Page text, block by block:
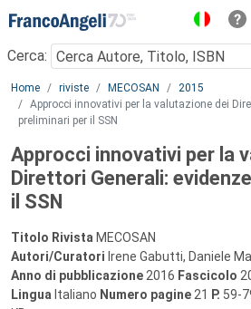
Menu
Cerca:
Main content
Home riviste MECOSAN
2015
Approcci innovativi per la valutazione dei
preliminari per il SSN
Approcci innovativi per la
Direttori Generali:
il SSN
Titolo Rivista MECOSAN
Autori/Curatori Irene Gabutti, Daniele
Anno di pubblicazione 2016 Fascicolo
Lingua Italiano Numero pagine 21 P. 59-